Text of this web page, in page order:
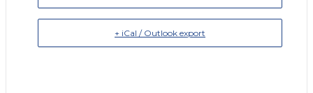
+ iCal / Outlook export